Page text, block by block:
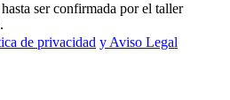
ser confirmada por el taller
de privacidad y Aviso Legal